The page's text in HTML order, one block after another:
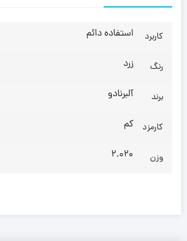
کاربرد استفاده دائم
رنگ زرد
برند آلبرنادو
کارمزد کم
وزن 2.020